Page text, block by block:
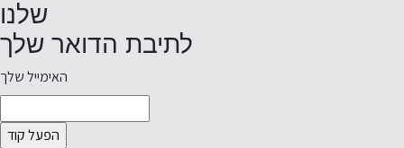
שלנו
לתיבת הדואר שלך
האימייל שלך